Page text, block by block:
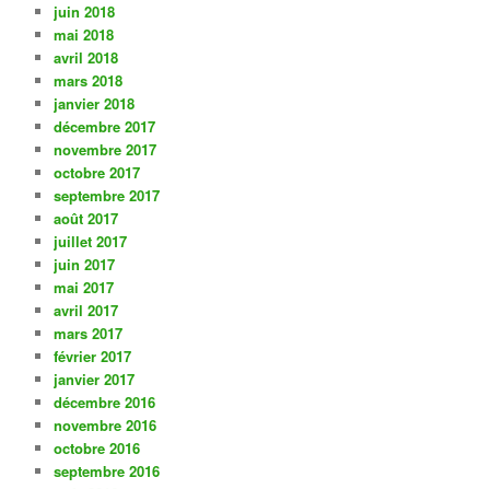
juin 2018
mai 2018
avril 2018
mars 2018
janvier 2018
décembre 2017
novembre 2017
octobre 2017
septembre 2017
août 2017
juillet 2017
juin 2017
mai 2017
avril 2017
mars 2017
février 2017
janvier 2017
décembre 2016
novembre 2016
octobre 2016
septembre 2016